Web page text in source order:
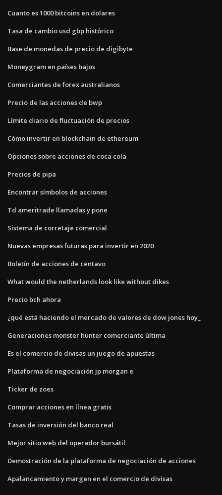
Cuanto es 1000 bitcoins en dolares
Tasa de cambio usd gbp histórico
Base de monedas de precio de digibyte
Moneygram en países bajos
Comerciantes de forex australianos
Precio de las acciones de bwp
Límite diario de fluctuación de precios
Cómo invertir en blockchain de ethereum
Opciones sobre acciones de coca cola
Precios de pipa
Encontrar símbolos de acciones
Td ameritrade llamadas y pone
Sistema de corretaje comercial
Nuevas empresas futuras para invertir en 2020
Boletín de acciones de centavo
What would the netherlands look like without dikes
Precio bch ahora
¿qué está haciendo el mercado de valores de dow jones hoy_
Generaciones monster hunter comerciante última
Es el comercio de divisas un juego de apuestas
Plataforma de negociación jp morgan e
Ticker de zoes
Comprar acciones en línea gratis
Tasas de inversión del banco real
Mejor sitio web del operador bursátil
Demostración de la plataforma de negociación de acciones
Apalancamiento y margen en el comercio de divisas